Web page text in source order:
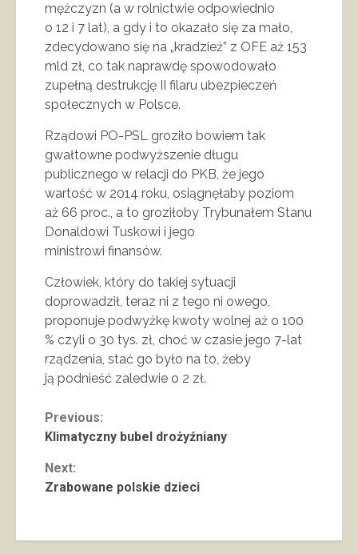
mężczyzn (a w rolnictwie odpowiednio
o 12 i 7 lat), a gdy i to okazało się za mało,
zdecydowano się na „kradzież” z OFE aż 153
mld zł, co tak naprawdę spowodowało
zupełną destrukcję II filaru ubezpieczeń
społecznych w Polsce.
Rządowi PO-PSL groziło bowiem tak
gwałtowne podwyższenie długu
publicznego w relacji do PKB, że jego
wartość w 2014 roku, osiągnęłaby poziom
aż 66 proc., a to groziłoby Trybunałem Stanu
Donaldowi Tuskowi i jego
ministrowi finansów.
Człowiek, który do takiej sytuacji
doprowadził, teraz ni z tego ni owego,
proponuje podwyżkę kwoty wolnej aż o 100
% czyli o 30 tys. zł, choć w czasie jego 7-lat
rządzenia, stać go było na to, żeby
ją podnieść zaledwie o 2 zł.
Continue
Previous:
Klimatyczny bubel drożyźniany
Next:
Zrabowane polskie dzieci